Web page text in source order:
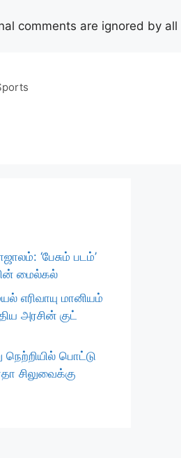
comments are ignored by all
‘பேசும் படம்’
மைல்கல்
எரிவாயு மானியம்
அரசின் குட்
நெற்றியில் பொட்டு
சிலுவைக்கு